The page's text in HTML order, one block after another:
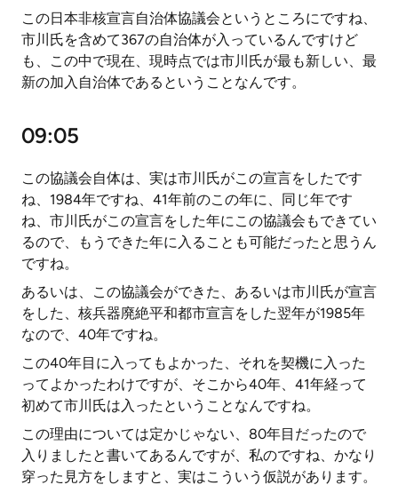
この日本非核宣言自治体協議会というところにですね、
市川氏を含めて367の自治体が入っているんですけど
も、この中で現在、現時点では市川氏が最も新しい、最
新の加入自治体であるということなんです。
09:05
この協議会自体は、実は市川氏がこの宣言をしたです
ね、1984年ですね、41年前のこの年に、同じ年です
ね、市川氏がこの宣言をした年にこの協議会もできてい
るので、もうできた年に入ることも可能だったと思うん
ですね。
あるいは、この協議会ができた、あるいは市川氏が宣言
をした、核兵器廃絶平和都市宣言をした翌年が1985年
なので、40年ですね。
この40年目に入ってもよかった、それを契機に入った
ってよかったわけですが、そこから40年、41年経って
初めて市川氏は入ったということなんですね。
この理由については定かじゃない、80年目だったので
入りましたと書いてあるんですが、私のですね、かなり
穿った見方をしますと、実はこういう仮説があります。